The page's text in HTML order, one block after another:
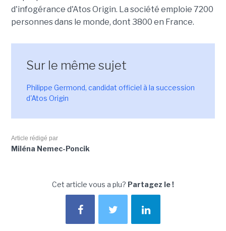
d'infogérance d'Atos Origin. La société emploie 7200
personnes dans le monde, dont 3800 en France.
Sur le même sujet
Philippe Germond, candidat officiel à la succession
d'Atos Origin
Article rédigé par
Miléna Nemec-Poncik
Cet article vous a plu? Partagez le !